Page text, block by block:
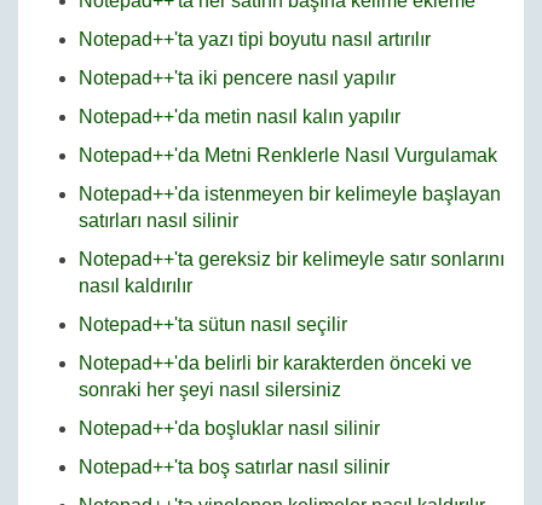
Notepad++'ta yazı tipi boyutu nasıl artırılır
Notepad++'ta iki pencere nasıl yapılır
Notepad++'da metin nasıl kalın yapılır
Notepad++'da Metni Renklerle Nasıl Vurgulamak
Notepad++'da istenmeyen bir kelimeyle başlayan
satırları nasıl silinir
Notepad++'ta gereksiz bir kelimeyle satır sonlarını
nasıl kaldırılır
Notepad++'ta sütun nasıl seçilir
Notepad++'da belirli bir karakterden önceki ve
sonraki her şeyi nasıl silersiniz
Notepad++'da boşluklar nasıl silinir
Notepad++'ta boş satırlar nasıl silinir